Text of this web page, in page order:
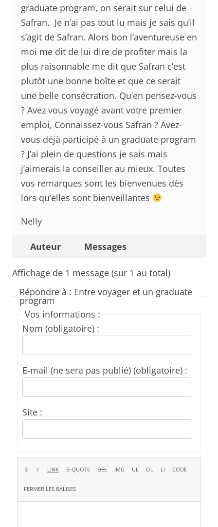
graduate program, on serait sur celui de
Safran. Je n’ai pas tout lu mais je sais qu’il
s’agit de Safran. Alors bon l’aventureuse en
moi me dit de lui dire de profiter mais la
plus raisonnable me dit que Safran c’est
plutôt une bonne boîte et que ce serait
une belle consécration. Qu’en pensez-vous
? Avez vous voyagé avant votre premier
emploi, Connaissez-vous Safran ? Avez-
vous déjà participé à un graduate program
? J’ai plein de questions je sais mais
j’aimerais la conseiller au mieux. Toutes
vos remarques sont les bienvenues dès
lors qu’elles sont bienveillantes
Nelly
Auteur Messages
Affichage de 1 message (sur 1 au total)
Répondre à : Entre voyager et un graduate
program
Vos informations :
Nom (obligatoire) :
E-mail (ne sera pas publié) (obligatoire) :
Site :